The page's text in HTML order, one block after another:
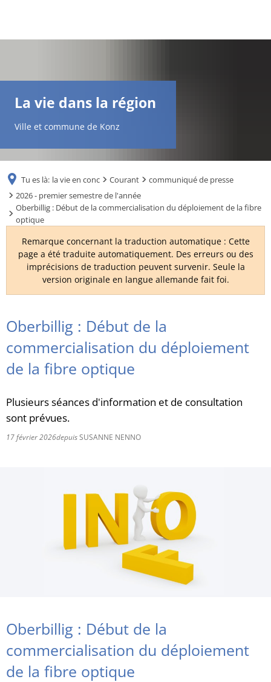
FR
TR
UK
RU
La vie dans la région
Ville et commune de Konz
Tu es là: la vie en conc Courant
communiqué de presse
2026 - premier semestre de l'année
Oberbillig : Début de la commercialisation du déploiement de la fibre
optique
Remarque concernant la traduction automatique : Cette
page a été traduite automatiquement. Des erreurs ou des
imprécisions de traduction peuvent survenir. Seule la
version originale en langue allemande fait foi.
Oberbillig : Début de la
commercialisation du déploiement
de la fibre optique
Plusieurs séances d'information et de consultation
sont prévues.
17 février 2026depuisSUSANNE NENNO
Oberbillig : Début de la
commercialisation du déploiement
de la fibre optique